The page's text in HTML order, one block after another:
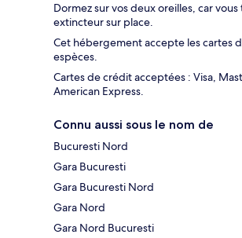
Dormez sur vos deux oreilles, car
extincteur sur place.
Cet hébergement accepte les cartes
espèces.
Cartes de crédit acceptées : Visa,
American Express.
Connu aussi sous le nom de
Bucuresti Nord
Gara Bucuresti
Gara Bucuresti Nord
Gara Nord
Gara Nord Bucuresti